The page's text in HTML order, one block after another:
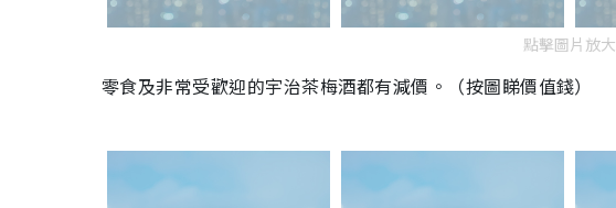
點擊圖片放大
零食及非常受歡迎的宇治茶梅酒都有減價。（按圖睇價值錢）